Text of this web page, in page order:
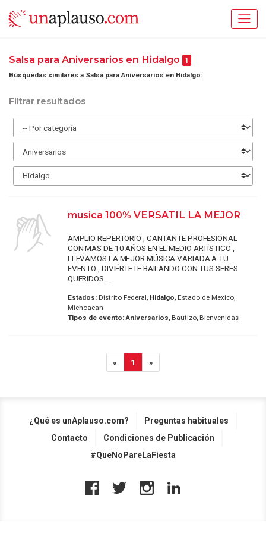
Salsa para Aniversarios en Hidalgo 1
Búsquedas similares a Salsa para Aniversarios en Hidalgo:
Filtrar resultados
musica 100% VERSATIL LA MEJOR
AMPLIO REPERTORIO , CANTANTE PROFESIONAL
CON MAS DE 10 AÑOS EN EL MEDIO ARTÍSTICO ,
LLEVAMOS LA MEJOR MÚSICA VARIADA A TU
EVENTO , DIVIÉRTETE BAILANDO CON TUS SERES
QUERIDOS ...
Estados:Distrito Federal, Hidalgo, Estado de Mexico,
Michoacan
Tipos de evento: Aniversarios, Bautizo, Bienvenidas
« 1 »
¿Qué es unAplauso.com?
Preguntas habituales
Contacto
Condiciones de Publicación
#QueNoPareLaFiesta